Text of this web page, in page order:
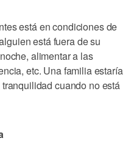
está en condiciones de
está fuera de su
alimentar a las
etc. Una familia estaría
cuando no está